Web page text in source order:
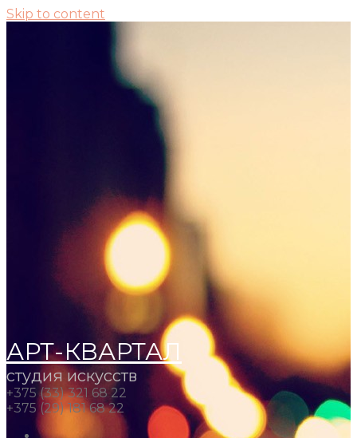
Skip to content
АРТ-КВАРТАЛ
студия искусств
+375 (33) 321 68 22
+375 (29) 181 68 22